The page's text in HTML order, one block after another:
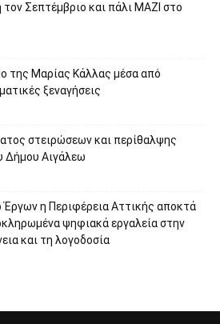
Σεπτέμβριο και πάλι ΜΑΖΙ στο
της Μαρίας Κάλλας μέσα από
ξεναγήσεις
στειρώσεων και περίθαλψης
Δήμου Αιγάλεω
η Περιφέρεια Αττικής αποκτά
ψηφιακά εργαλεία στην
και τη λογοδοσία